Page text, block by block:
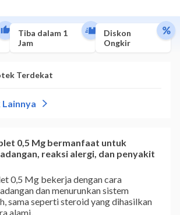
Tiba dalam 1
Jam
Diskon
Ongkir
0,5 Mg bermanfaat untuk
reaksi alergi, dan penyakit
0,5 Mg bekerja dengan cara
dan menurunkan sistem
sama seperti steroid yang dihasilkan
alami.